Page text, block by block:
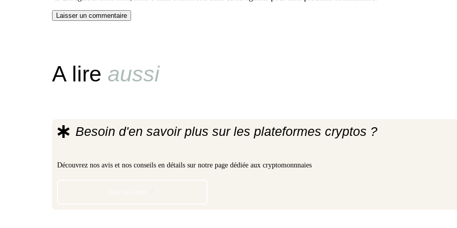
Laisser un commentaire
A lire aussi
Besoin d'en savoir plus sur les plateformes cryptos ?
Découvrez nos avis et nos conseils en détails sur notre page dédiée aux cryptomonnnaies